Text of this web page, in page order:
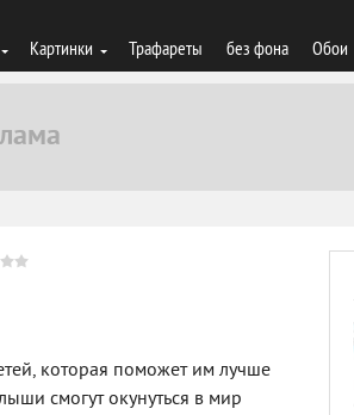
Картинки Трафареты без фона Обои
которая поможет им лучше
смогут окунуться в мир